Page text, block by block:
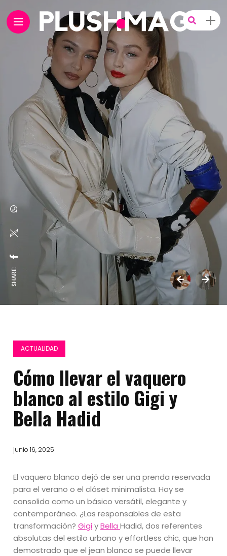
SHARE:
ACTUALIDAD
Cómo llevar el vaquero
blanco al estilo Gigi y
Bella Hadid
junio 16, 2025
El vaquero blanco dejó de ser una prenda reservada
para el verano o el clóset minimalista. Hoy se
consolida como un básico versátil, elegante y
contemporáneo. ¿Las responsables de esta
transformación?Gigi yBellaHadid, dos referentes
absolutas del estilo urbano y effortless chic, que han
demostrado que el jean blanco se puede llevar